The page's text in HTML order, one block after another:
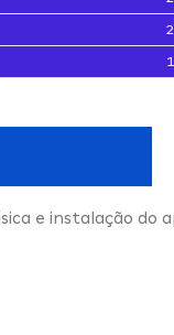
e instalação do